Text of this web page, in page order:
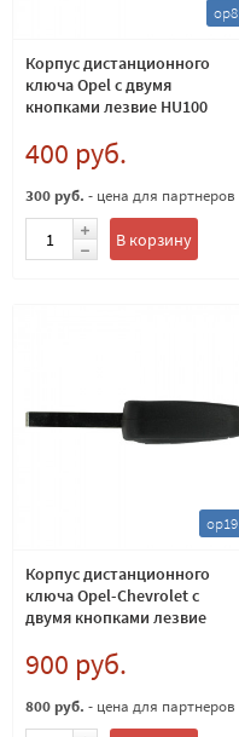
op8
Корпус дистанционного
ключа Opel с двумя
кнопками лезвие HU100
400 руб.
300 руб. - цена для партнеров
В корзину
op19
Корпус дистанционного
ключа Opel-Chevrolet с
двумя кнопками лезвие
900 руб.
800 руб. - цена для партнеров